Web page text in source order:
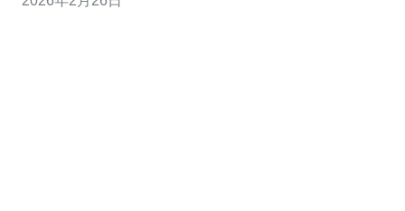
优势 香港服务器提供了多个方面的优势，使其成为企业和